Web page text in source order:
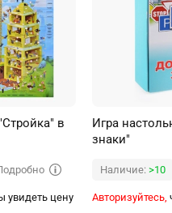
в
увидеть цену
Игра
знаки"
Наличие: >10
Авторизуйтесь,